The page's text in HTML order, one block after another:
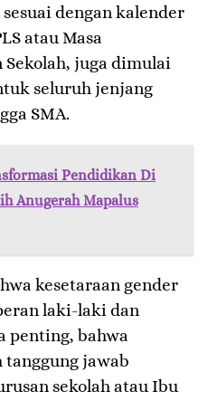
dengan kalender
atau Masa
Sekolah, juga dimulai
seluruh jenjang
SMA.
Pendidikan Di
Anugerah Mapalus
kesetaraan gender
laki-laki dan
penting, bahwa
jawab
sekolah atau Ibu